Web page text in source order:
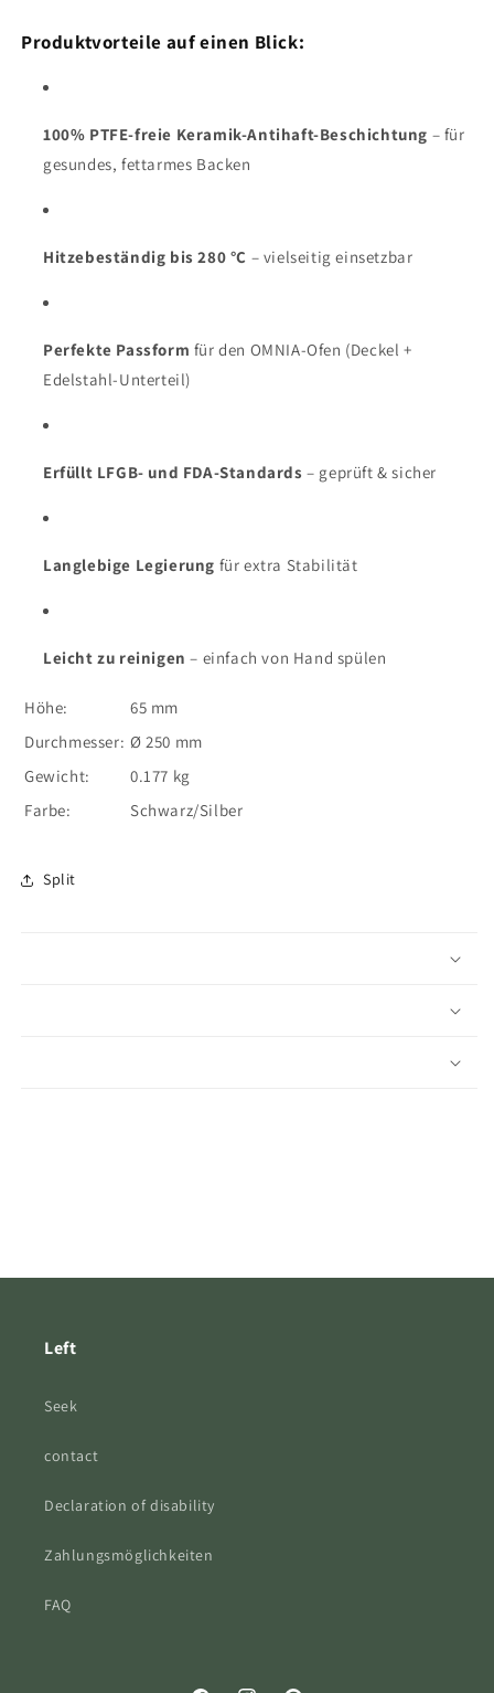
Produktvorteile auf einen Blick:
100% PTFE-freie Keramik-Antihaft-Beschichtung – für
gesundes, fettarmes Backen
Hitzebeständig bis 280 °C – vielseitig einsetzbar
Perfekte Passform für den OMNIA-Ofen (Deckel +
Edelstahl-Unterteil)
Erfüllt LFGB- und FDA-Standards – geprüft & sicher
Langlebige Legierung für extra Stabilität
Leicht zu reinigen – einfach von Hand spülen
Höhe:
65 mm
Durchmesser: Ø 250 mm
Gewicht:
0.177 kg
Farbe:
Schwarz/Silber
Split
Left
Seek
contact
Declaration of disability
Zahlungsmöglichkeiten
FAQ